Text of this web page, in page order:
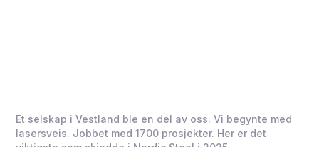
Et selskap i Vestland ble en del av oss. Vi begynte med
lasersveis. Jobbet med 1700 prosjekter. Her er det